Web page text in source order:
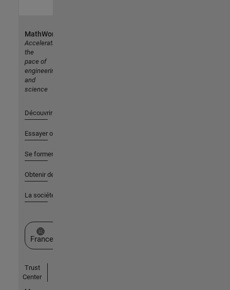
MathWorks
Accelerating
the
pace of
engineering
and
science
Découvrir les produits
Essayer ou acheter
Se former
Obtenir de l'aide
La société
Sélectionner un site web
France
Trust
Center